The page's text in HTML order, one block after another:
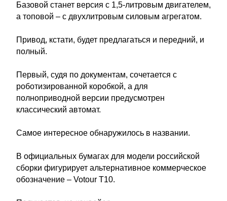
Базовой станет версия с 1,5-литровым двигателем,
а топовой – с двухлитровым силовым агрегатом.
Привод, кстати, будет предлагаться и передний, и
полный.
Первый, судя по документам, сочетается с
роботизированной коробкой, а для
полноприводной версии предусмотрен
классический автомат.
Самое интересное обнаружилось в названии.
В официальных бумагах для модели российской
сборки фигурирует альтернативное коммерческое
обозначение – Votour T10.